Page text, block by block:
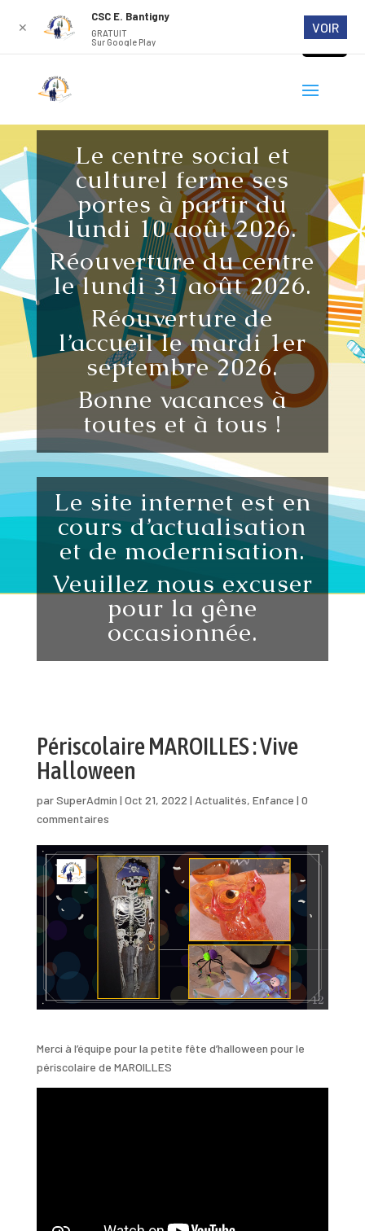
Le centre social et
culturel ferme ses
portes à partir du
lundi 10 août 2026.
Réouverture du centre
le lundi 31 août 2026.
Réouverture de
l’accueil le mardi 1er
septembre 2026.
Bonne vacances à
toutes et à tous !
Le site internet est en
cours d’actualisation
et de modernisation.
Veuillez nous excuser
pour la gêne
occasionnée.
Périscolaire MAROILLES : Vive
Halloween
parSuperAdmin | Oct 21, 2022 | Actualités, Enfance | 0
commentaires
Merci à l’équipe pour la petite fête d’halloween pour le
périscolaire de MAROILLES
✕
CSC E. Bantigny
GRATUIT
Sur Google Play
VOIR